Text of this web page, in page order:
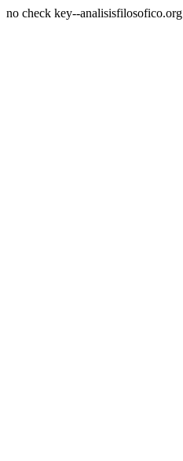
no check key--analisisfilosofico.org